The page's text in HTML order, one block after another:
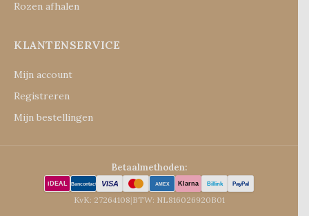
Rozen afhalen
KLANTENSERVICE
Mijn account
Registreren
Mijn bestellingen
Betaalmethoden:
iDEAL Bancontact VISA AMEX Klarna Billink PayPal
KvK: 27264108|BTW: NL816026920B01